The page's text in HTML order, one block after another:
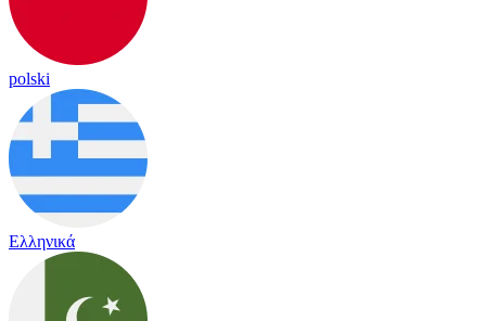
polski
Ελληνικά